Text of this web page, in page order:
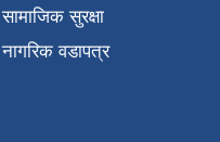
सामाजिक सुरक्षा
नागरिक वडापत्र